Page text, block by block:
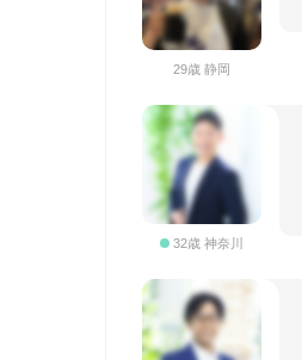
29歳 静岡
32歳 神奈川